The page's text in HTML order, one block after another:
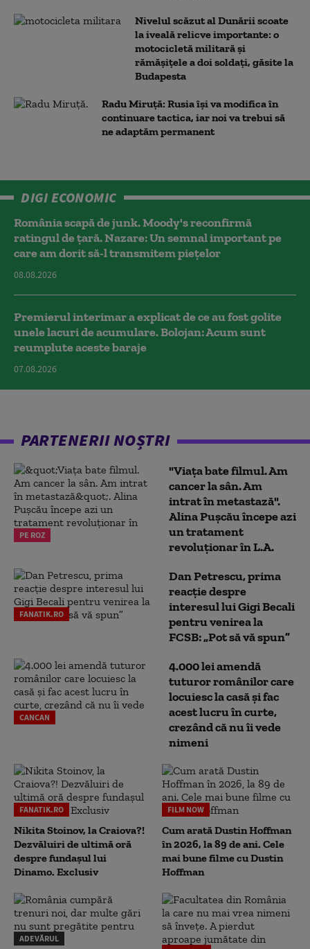
Nivelul scăzut al Dunării scoate
la iveală relicve importante: o
motocicletă militară și
rămășițele a doi soldați, găsite la
Budapesta
Radu Miruță: Rusia își va modifica în
continuare tactica, iar noi va trebui să
ne adaptăm permanent
DIGI ECONOMIC
România scapă de junk. Moody's reconfirmă
ratingul de țară. Nazare: Un semnal important pe
care am dorit să-l transmitem piețelor
08.08.2026
Premierul interimar a explicat de ce au fost golite
unele lacuri de acumulare. Bolojan: Acum sunt
reumplute aceste baraje
07.08.2026
PARTENERII NOȘTRI
PE ROZ
"Viața bate filmul. Am
cancer la sân. Am
intrat în metastază".
Alina Pușcău începe azi
un tratament
revoluționar în L.A.
FANATIK.RO
Dan Petrescu, prima
reacție despre
interesul lui Gigi Becali
pentru venirea la
FCSB: „Pot să vă spun”
CANCAN
4.000 lei amendă
tuturor românilor care
locuiesc la casă și fac
acest lucru în curte,
crezând că nu îi vede
nimeni
FANATIK.RO
Nikita Stoinov, la Craiova?!
Dezvăluiri de ultimă oră
despre fundașul lui
Dinamo. Exclusiv
FILM NOW
Cum arată Dustin Hoffman
în 2026, la 89 de ani. Cele
mai bune filme cu Dustin
Hoffman
ADEVĂRUL